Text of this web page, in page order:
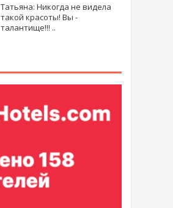
Татьяна: Никогда не видела
такой красоты! Вы -
талантище!!! ..